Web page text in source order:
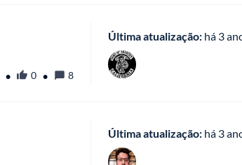
• 0 • 8
Última atualização: há 3
Última atualização: há 3